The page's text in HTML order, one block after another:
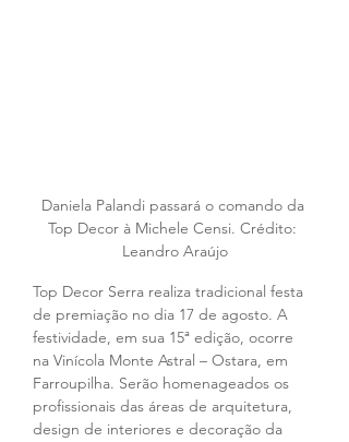
Daniela Palandi passará o comando da
Top Decor à Michele Censi. Crédito:
Leandro Araújo
Top Decor Serra realiza tradicional festa
de premiação no dia 17 de agosto. A
festividade, em sua 15ª edição, ocorre
na Vinícola Monte Astral – Ostara, em
Farroupilha. Serão homenageados os
profissionais das áreas de arquitetura,
design de interiores e decoração da